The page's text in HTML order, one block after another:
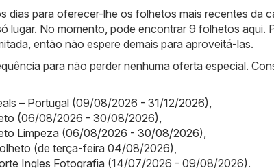
dias para oferecer-lhe os folhetos mais recentes da
lugar. No momento, pode encontrar 9 folhetos aqui.
então não espere demais para aproveitá-las.
para não perder nenhuma oferta especial.
– Portugal (09/08/2026 - 31/12/2026),
(06/08/2026 - 30/08/2026),
Limpeza (06/08/2026 - 30/08/2026),
(de terça-feira 04/08/2026),
Ingles Fotografia (14/07/2026 - 09/08/2026).